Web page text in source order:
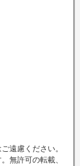
遠慮ください。
無許可の転載、